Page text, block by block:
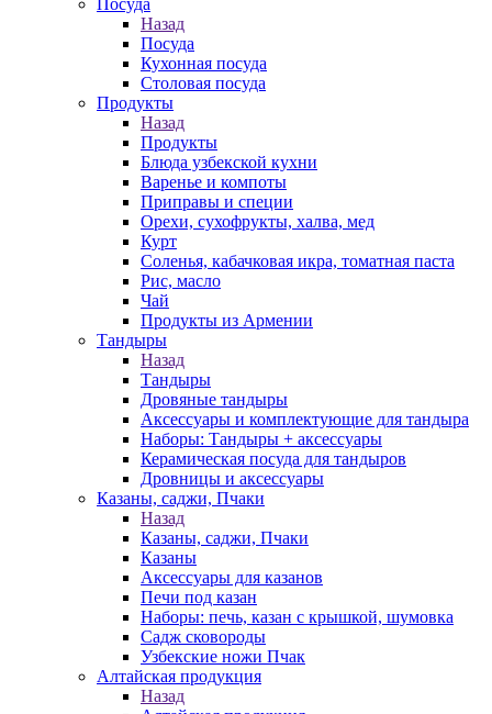
Посуда
Назад
Посуда
Кухонная посуда
Столовая посуда
Продукты
Назад
Продукты
Блюда узбекской кухни
Варенье и компоты
Приправы и специи
Орехи, сухофрукты, халва, мед
Курт
Соленья, кабачковая икра, томатная паста
Рис, масло
Чай
Продукты из Армении
Тандыры
Назад
Тандыры
Дровяные тандыры
Аксессуары и комплектующие для тандыра
Наборы: Тандыры + аксессуары
Керамическая посуда для тандыров
Дровницы и аксессуары
Казаны, саджи, Пчаки
Назад
Казаны, саджи, Пчаки
Казаны
Аксессуары для казанов
Печи под казан
Наборы: печь, казан с крышкой, шумовка
Садж сковороды
Узбекские ножи Пчак
Алтайская продукция
Назад